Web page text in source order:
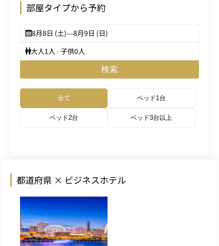
部屋タイプから予約
8月8日 (土)—8月9日 (日)
大人1 人 · 子供0人
検索
全て ベッド1台
ベッド2台 ベッド3台以上
都道府県 × ビジネスホテル